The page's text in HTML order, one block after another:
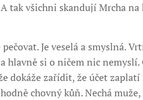
tak všichni skandují Mrcha na
Je veselá a smyslná.
hlavně si o ničem nic nemyslí.
dokáže zařídit, že účet zaplatí
chovný kůň. Nechá